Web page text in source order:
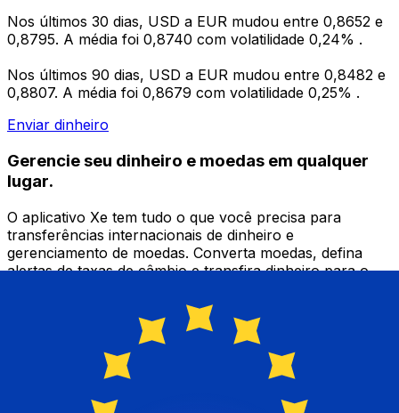
Nos últimos 30 dias, USD a EUR mudou entre 0,8652 e
0,8795. A média foi 0,8740 com volatilidade 0,24% .
Nos últimos 90 dias, USD a EUR mudou entre 0,8482 e
0,8807. A média foi 0,8679 com volatilidade 0,25% .
Enviar dinheiro
Gerencie seu dinheiro e moedas em qualquer
lugar.
O aplicativo Xe tem tudo o que você precisa para
transferências internacionais de dinheiro e
gerenciamento de moedas. Converta moedas, defina
alertas de taxas de câmbio e transfira dinheiro para o